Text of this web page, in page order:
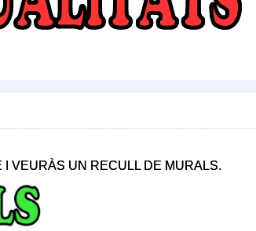
I VEURÀS UN RECULL DE MURALS.